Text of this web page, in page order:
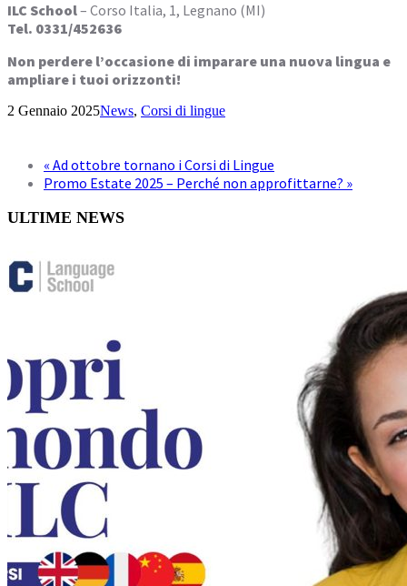
ILC School– Corso Italia, 1, Legnano (MI)
Tel. 0331/452636
Non perdere l’occasione di imparare una nuova lingua e
ampliare i tuoi orizzonti!
2 Gennaio 2025News, Corsi di lingue
« Ad ottobre tornano i Corsi di Lingue
Promo Estate 2025 – Perché non approfittarne? »
ULTIME NEWS